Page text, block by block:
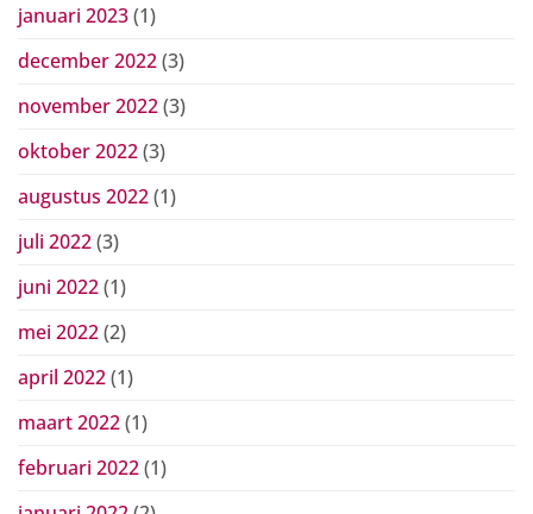
januari 2023(1)
december 2022(3)
november 2022(3)
oktober 2022(3)
augustus 2022(1)
juli 2022(3)
juni 2022(1)
mei 2022(2)
april 2022(1)
maart 2022(1)
februari 2022(1)